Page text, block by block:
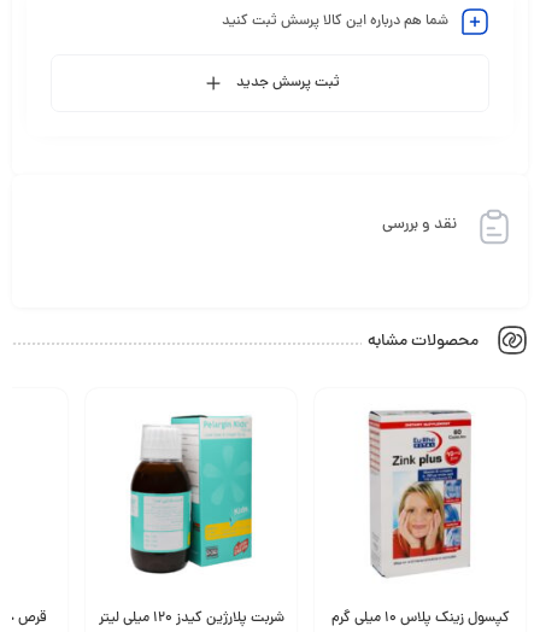
شما هم درباره این کالا پرسش ثبت کنید
ثبت پرسش جدید
نقد و بررسی
محصولات مشابه
کپسول زینک پلاس 10 میلی گرم
شربت پلارژین کیدز 120 میلی لیتر
قرص